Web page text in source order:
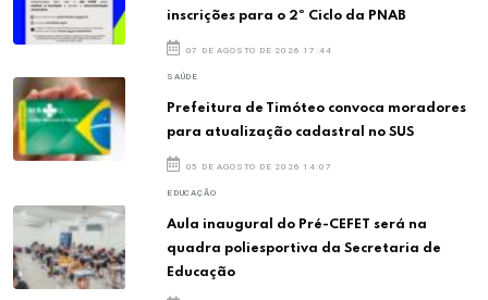
inscrições para o 2º Ciclo da PNAB
07 DE AGOSTO DE 2026 17:44
SAÚDE
Prefeitura de Timóteo convoca moradores
para atualização cadastral no SUS
05 DE AGOSTO DE 2026 14:07
EDUCAÇÃO
Aula inaugural do Pré-CEFET será na
quadra poliesportiva da Secretaria de
Educação